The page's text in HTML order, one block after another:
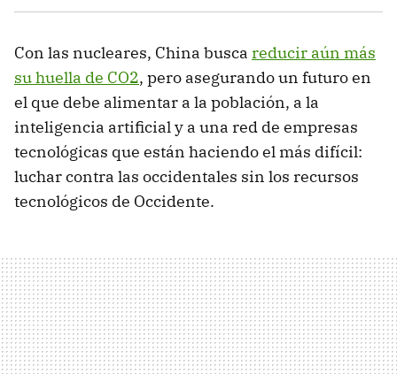
Con las nucleares, China busca reducir aún más
su huella de CO2, pero asegurando un futuro en
el que debe alimentar a la población, a la
inteligencia artificial y a una red de empresas
tecnológicas que están haciendo el más difícil:
luchar contra las occidentales sin los recursos
tecnológicos de Occidente.